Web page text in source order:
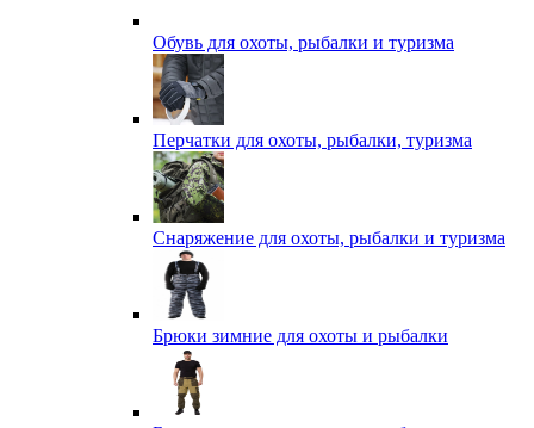
Обувь для охоты, рыбалки и туризма
Перчатки для охоты, рыбалки, туризма
Снаряжение для охоты, рыбалки и туризма
Брюки зимние для охоты и рыбалки